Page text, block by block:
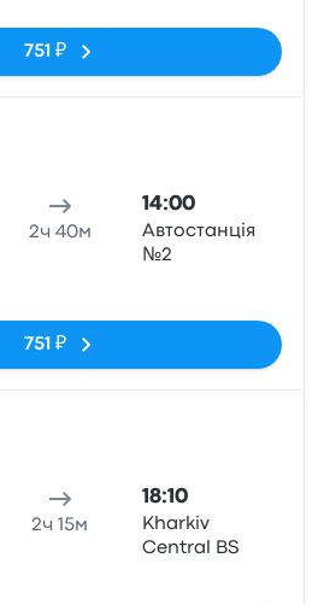
751 ₽
2ч 40м
14:00
Автостанція
№2
751 ₽
2ч 15м
18:10
Kharkiv
Central BS